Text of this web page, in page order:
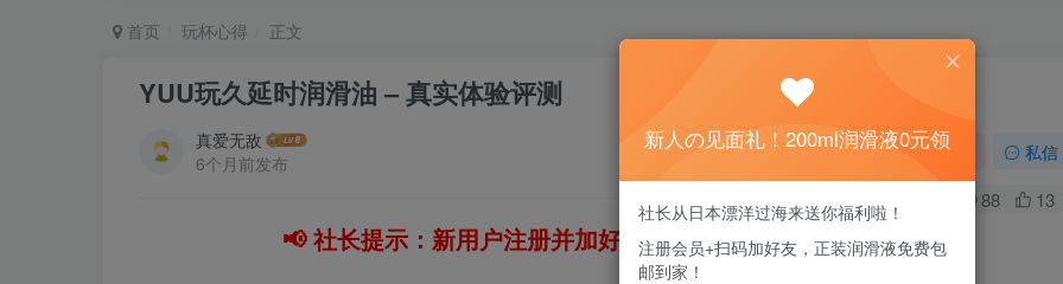
首页 玩杯心得 正文
YUU玩久延时润滑油 – 真实体验评测
真爱无敌
6个月前发布
关注 私信
88 13
📢 社长提示：新用户注册并加好友，免费领200ml润滑液哦～
新人の见面礼！200ml润滑液0元领
社长从日本漂洋过海来送你福利啦！
注册会员+扫码加好友，正装润滑液免费包
邮到家！